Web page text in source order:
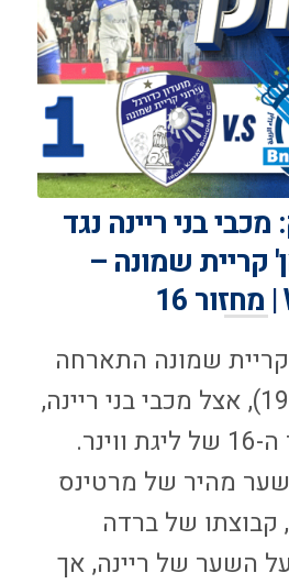
בני ריינה נגד
קריית שמונה –
קריית שמונה התארחה
הערב (שבת, 19:00), אצל מכבי בני ריינה,
במסגרת המחזור ה-16 של ליגת ווינר.
מהיר של מרטינס
קבוצתו של ברדה
השער של ריינה, אך